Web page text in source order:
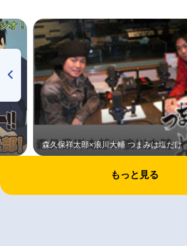
森久保祥太郎×浪川大輔 つまみは塩だけ
もっと見る